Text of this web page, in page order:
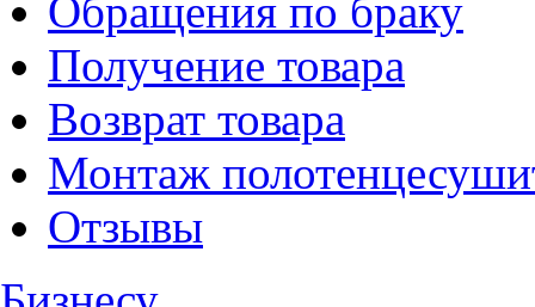
Обращения по браку
Получение товара
Возврат товара
Монтаж
Отзывы